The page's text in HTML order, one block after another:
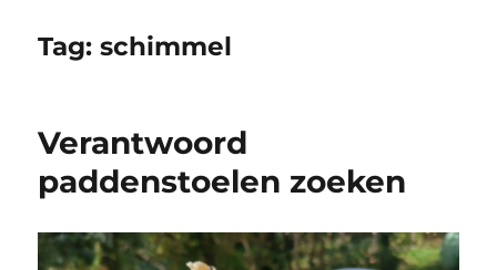
Tag:schimmel
Verantwoord
paddenstoelen zoeken